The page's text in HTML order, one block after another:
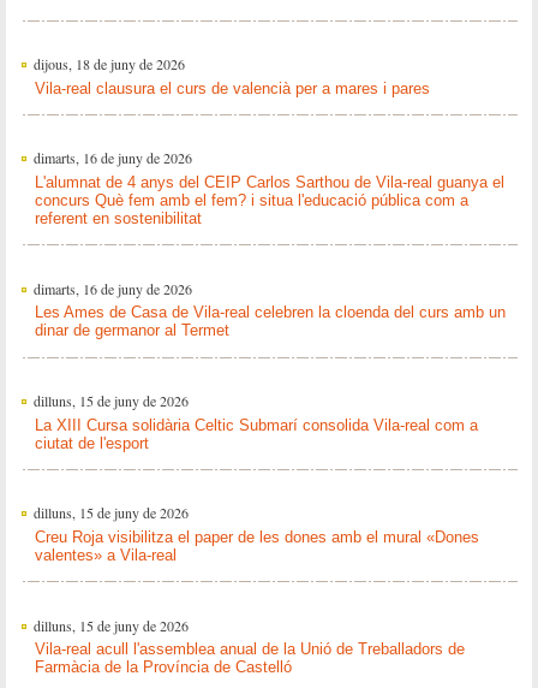
dijous, 18 de juny de 2026
Vila-real clausura el curs de valencià per a mares i pares
dimarts, 16 de juny de 2026
L'alumnat de 4 anys del CEIP Carlos Sarthou de Vila-real guanya el
concurs Què fem amb el fem? i situa l'educació pública com a
referent en sostenibilitat
dimarts, 16 de juny de 2026
Les Ames de Casa de Vila-real celebren la cloenda del curs amb un
dinar de germanor al Termet
dilluns, 15 de juny de 2026
La XIII Cursa solidària Celtic Submarí consolida Vila-real com a
ciutat de l'esport
dilluns, 15 de juny de 2026
Creu Roja visibilitza el paper de les dones amb el mural «Dones
valentes» a Vila-real
dilluns, 15 de juny de 2026
Vila-real acull l'assemblea anual de la Unió de Treballadors de
Farmàcia de la Província de Castelló